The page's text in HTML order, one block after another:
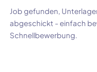
Job gefunden,
abgeschickt - einfach
Schnellbewerbung.